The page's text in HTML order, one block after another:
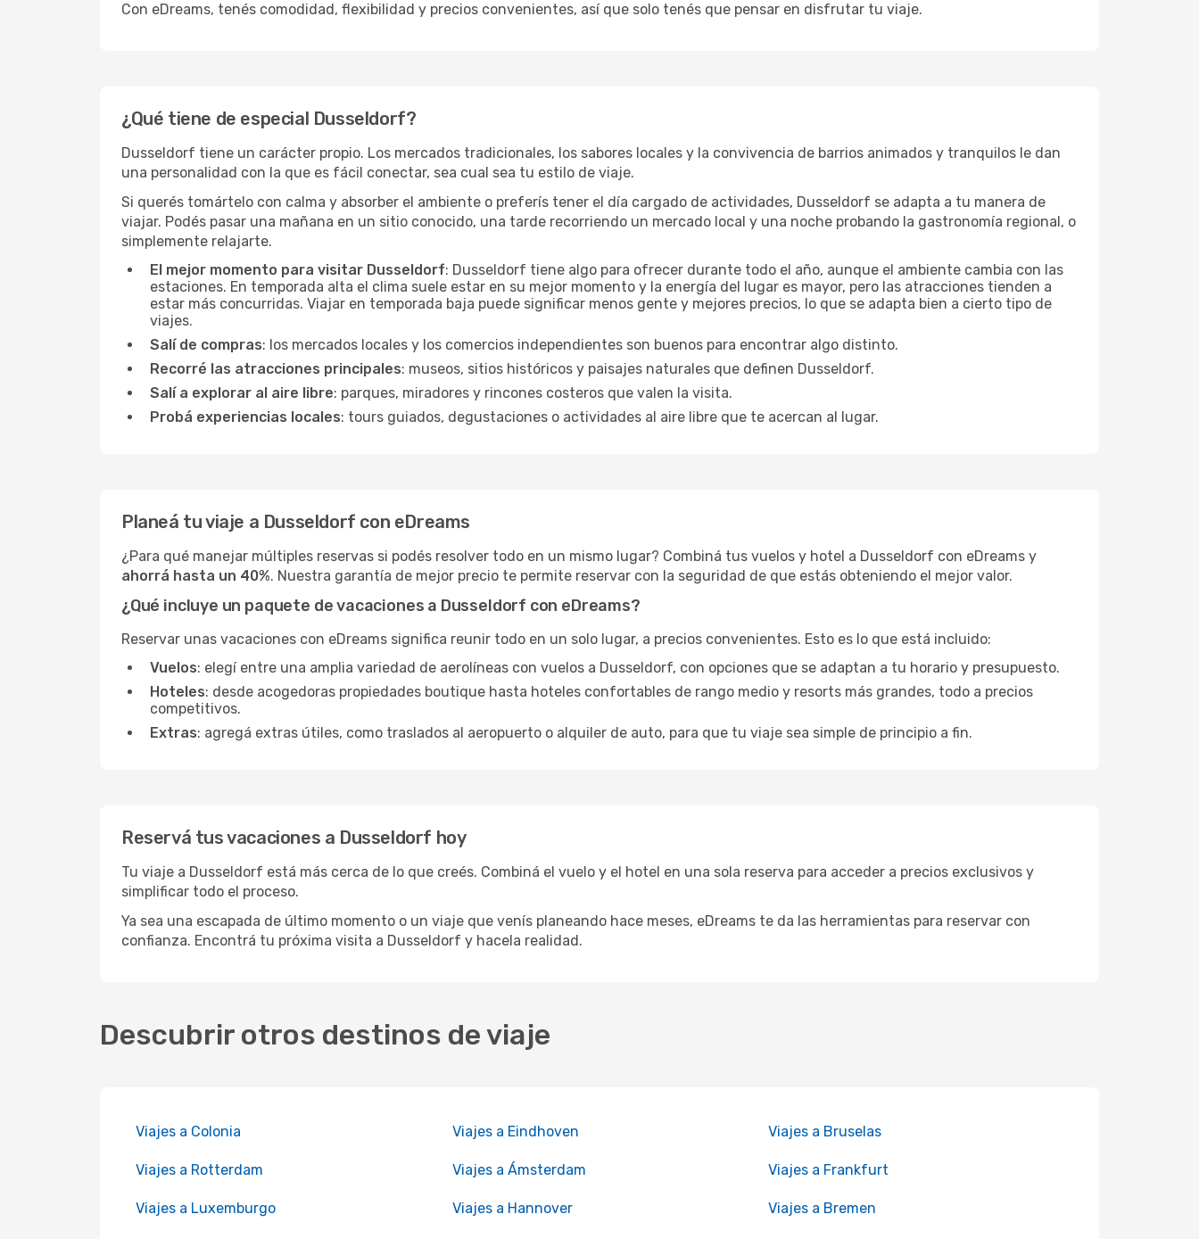
Con eDreams, tenés comodidad, flexibilidad y precios convenientes, así que solo tenés que pensar en disfrutar tu viaje.
¿Qué tiene de especial Dusseldorf?
Dusseldorf tiene un carácter propio. Los mercados tradicionales, los sabores locales y la convivencia de barrios animados y tranquilos le dan
una personalidad con la que es fácil conectar, sea cual sea tu estilo de viaje.
Si querés tomártelo con calma y absorber el ambiente o preferís tener el día cargado de actividades, Dusseldorf se adapta a tu manera de
viajar. Podés pasar una mañana en un sitio conocido, una tarde recorriendo un mercado local y una noche probando la gastronomía regional, o
simplemente relajarte.
El mejor momento para visitar Dusseldorf: Dusseldorf tiene algo para ofrecer durante todo el año, aunque el ambiente cambia con las
estaciones. En temporada alta el clima suele estar en su mejor momento y la energía del lugar es mayor, pero las atracciones tienden a
estar más concurridas. Viajar en temporada baja puede significar menos gente y mejores precios, lo que se adapta bien a cierto tipo de
viajes.
Salí de compras: los mercados locales y los comercios independientes son buenos para encontrar algo distinto.
Recorré las atracciones principales: museos, sitios históricos y paisajes naturales que definen Dusseldorf.
Salí a explorar al aire libre: parques, miradores y rincones costeros que valen la visita.
Probá experiencias locales: tours guiados, degustaciones o actividades al aire libre que te acercan al lugar.
Planeá tu viaje a Dusseldorf con eDreams
¿Para qué manejar múltiples reservas si podés resolver todo en un mismo lugar? Combiná tus vuelos y hotel a Dusseldorf con eDreams y
ahorrá hasta un 40%. Nuestra garantía de mejor precio te permite reservar con la seguridad de que estás obteniendo el mejor valor.
¿Qué incluye un paquete de vacaciones a Dusseldorf con eDreams?
Reservar unas vacaciones con eDreams significa reunir todo en un solo lugar, a precios convenientes. Esto es lo que está incluido:
Vuelos: elegí entre una amplia variedad de aerolíneas con vuelos a Dusseldorf, con opciones que se adaptan a tu horario y presupuesto.
Hoteles: desde acogedoras propiedades boutique hasta hoteles confortables de rango medio y resorts más grandes, todo a precios
competitivos.
Extras: agregá extras útiles, como traslados al aeropuerto o alquiler de auto, para que tu viaje sea simple de principio a fin.
Reservá tus vacaciones a Dusseldorf hoy
Tu viaje a Dusseldorf está más cerca de lo que creés. Combiná el vuelo y el hotel en una sola reserva para acceder a precios exclusivos y
simplificar todo el proceso.
Ya sea una escapada de último momento o un viaje que venís planeando hace meses, eDreams te da las herramientas para reservar con
confianza. Encontrá tu próxima visita a Dusseldorf y hacela realidad.
Descubrir otros destinos de viaje
Viajes a Colonia Viajes a Eindhoven Viajes a Bruselas
Viajes a Rotterdam Viajes a Ámsterdam Viajes a Frankfurt
Viajes a Luxemburgo Viajes a Hannover Viajes a Bremen